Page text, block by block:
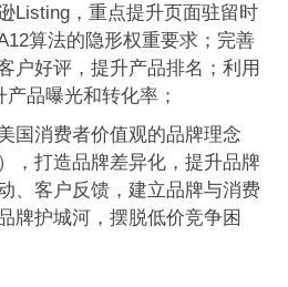
Listing，重点提升页面驻留时
算法的隐形权重要求；完善
户好评，提升产品排名；利用
品曝光和转化率；
国消费者价值观的品牌理念
，打造品牌差异化，提升品牌
、客户反馈，建立品牌与消费
牌护城河，摆脱低价竞争困